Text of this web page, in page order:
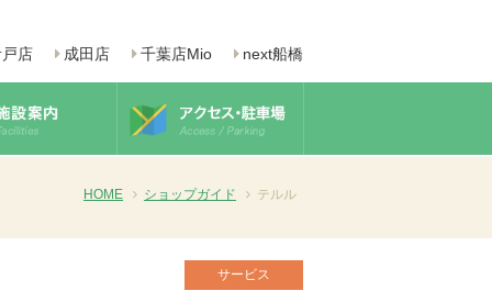
next船橋
千葉店Mio
成田店
店
HOME ショップガイド テルル
サービス